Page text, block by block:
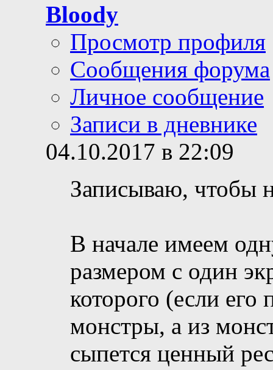
Bloody
Просмотр профиля
Сообщения форума
Личное сообщение
Записи в дневнике
04.10.2017 в 22:09
Записываю, чтобы
В начале имеем
размером с один
которого (если
монстры, а из
сыпется ценный